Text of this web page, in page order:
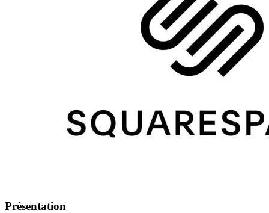
Présentation